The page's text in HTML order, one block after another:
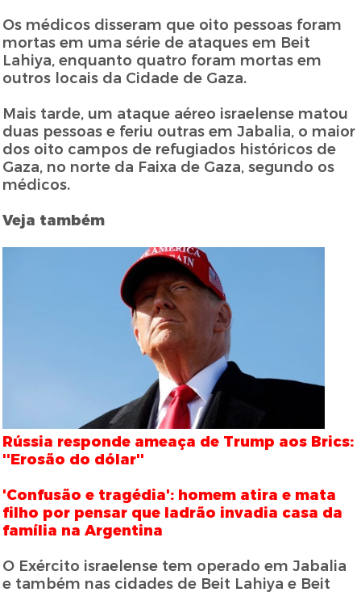
Os médicos disseram que oito pessoas foram
mortas em uma série de ataques em Beit
Lahiya, enquanto quatro foram mortas em
outros locais da Cidade de Gaza.
Mais tarde, um ataque aéreo israelense matou
duas pessoas e feriu outras em Jabalia, o maior
dos oito campos de refugiados históricos de
Gaza, no norte da Faixa de Gaza, segundo os
médicos.
Veja também
Rússia responde ameaça de Trump aos Brics:
''Erosão do dólar''
'Confusão e tragédia': homem atira e mata
filho por pensar que ladrão invadia casa da
família na Argentina
O Exército israelense tem operado em Jabalia
e também nas cidades de Beit Lahiya e Beit